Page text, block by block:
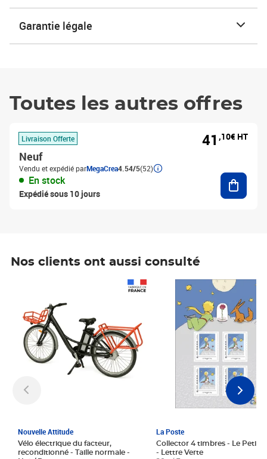
Garantie légale
Toutes les autres offres
Livraison Offerte
Neuf
Vendu et expédié parMegaCrea4.54/5(52)
En stock
Expédié sous 10 jours
41 ,10€ HT
Nos clients ont aussi consulté
Nouvelle Attitude
Vélo électrique du facteur,
reconditionné - Taille normale -
La Poste
Collector 4 timbres - Le Petit
- Lettre Verte
Prix 6,25€ HT